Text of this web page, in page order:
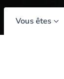
Vous êtes